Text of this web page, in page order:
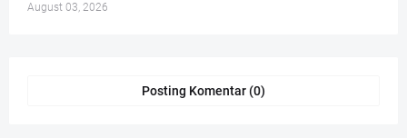
August 03, 2026
Posting Komentar (0)